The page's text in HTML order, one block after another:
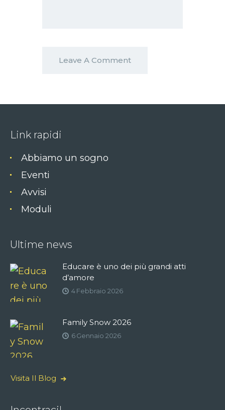
Link rapidi
Abbiamo un sogno
Eventi
Avvisi
Moduli
Ultime news
Educare è uno dei più grandi atti
d’amore
4 Febbraio 2026
Family Snow 2026
6 Gennaio 2026
Visita Il Blog